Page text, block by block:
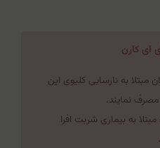
کارن
مبتلا به نارسایی کلیوی این
نمایند.
به بیماری شربت افرا